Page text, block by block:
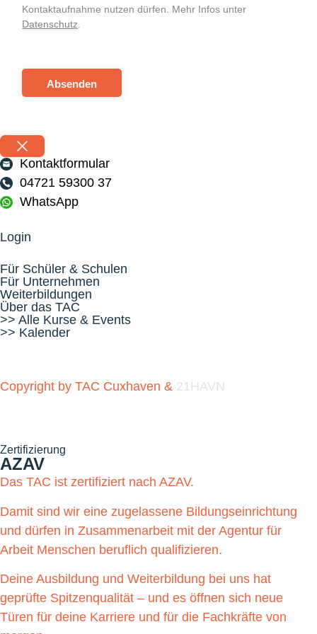
Kontaktaufnahme nutzen dürfen. Mehr Infos unter
Datenschutz.
Absenden
Kontaktformular
04721 59300 37
WhatsApp
Login
Für Schüler & Schulen
Für Unternehmen
Weiterbildungen
Über das TAC
>> Alle Kurse & Events
>> Kalender
Copyright by TAC Cuxhaven & 21HAVN
Zertifizierung
AZAV
Das TAC ist zertifiziert nach AZAV.
Damit sind wir eine zugelassene Bildungseinrichtung
und dürfen in Zusammenarbeit mit der Agentur für
Arbeit Menschen beruflich qualifizieren.
Deine Ausbildung und Weiterbildung bei uns hat
geprüfte Spitzenqualität – und es öffnen sich neue
Türen für deine Karriere und für die Fachkräfte von